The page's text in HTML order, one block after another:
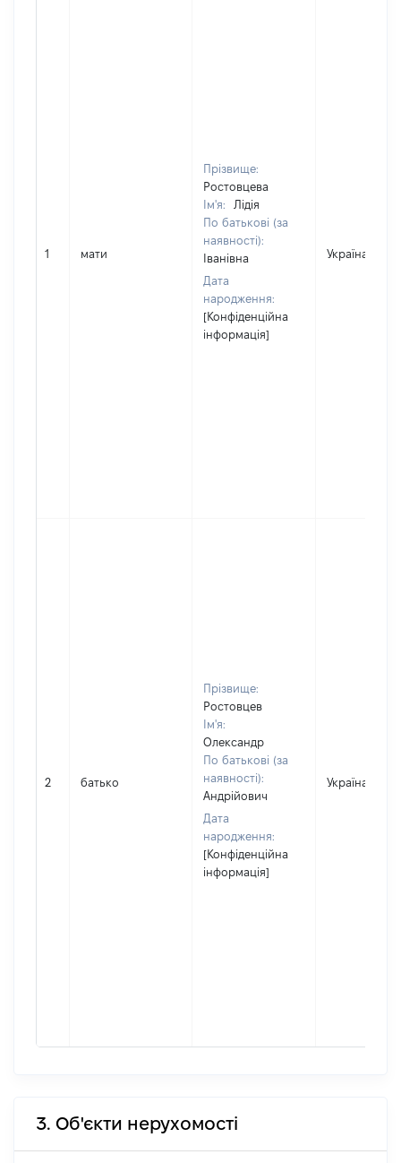
1 мати
Прізвище:
Ростовцева
Ім'я:
Лідія
По батькові (за
наявності):
Іванівна
Дата
народження:
[Конфіденційна
інформація]
Україна
2 батько
Прізвище:
Ростовцев
Ім'я:
Олександр
По батькові (за
наявності):
Андрійович
Дата
народження:
[Конфіденційна
інформація]
Україна
3. Об'єкти нерухомості